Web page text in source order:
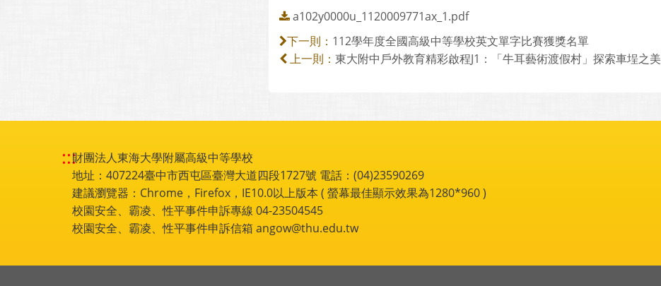
a102y0000u_1120009771ax_1.pdf
下一則： 112學年度全國高級中等學校英文單字比賽獲獎名單
上一則： 東大附中戶外教育精彩啟程J1：「牛耳藝術渡假村」探索車埕之美
:::財團法人東海大學附屬高級中等學校
地址：407224臺中市西屯區臺灣大道四段1727號 電話：(04)23590269
建議瀏覽器：Chrome，Firefox，IE10.0以上版本 ( 螢幕最佳顯示效果為1280*960 )
校園安全、霸凌、性平事件申訴專線 04-23504545
校園安全、霸凌、性平事件申訴信箱 angow@thu.edu.tw